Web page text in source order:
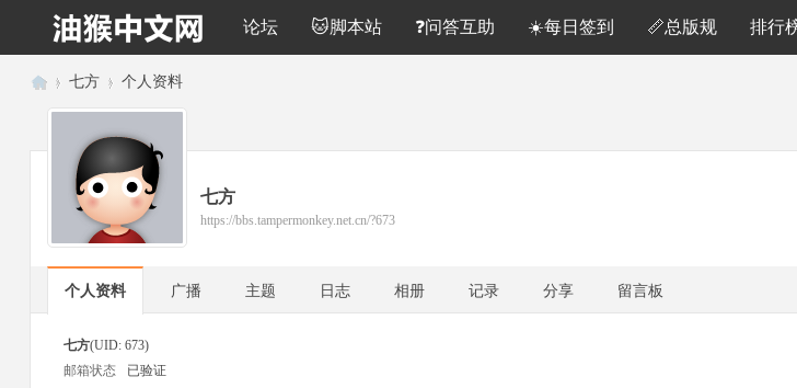
论坛 🐱脚本站 ❓问答互助 ☀️每日签到 📏总版规 排行
› 七方 › 个人资料
七方
https://bbs.tampermonkey.net.cn/?673
个人资料 广播 主题 日志 相册 记录 分享 留言板
七方(UID: 673)
邮箱状态
已验证